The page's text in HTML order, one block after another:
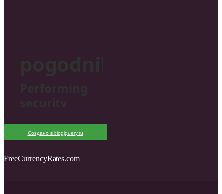
Создано в blogjquery.ru
FreeCurrencyRates.com